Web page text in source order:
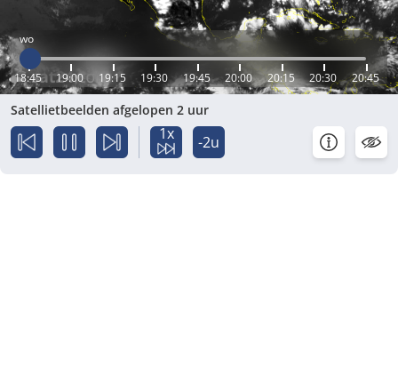
wo
18:45 19:00 19:15 19:30 19:45 20:00 20:15 20:30 20:45
Satellietbeelden afgelopen 2 uur
1x -2u